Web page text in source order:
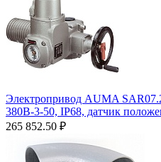
Электропривод AUMA
380B-3-50, IP68, датчик
265 852.50 ₽